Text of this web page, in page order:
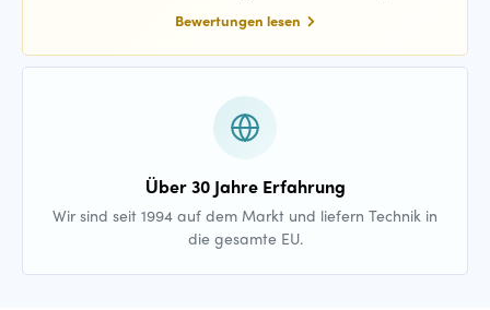
Bewertungen lesen
Über 30 Jahre Erfahrung
Wir sind seit 1994 auf dem Markt und liefern Technik in
die gesamte EU.